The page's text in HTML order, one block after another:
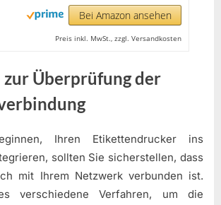
Bei Amazon ansehen
Preis inkl. MwSt., zzgl. Versandkosten
Überprüfung der
Ihren Etikettendrucker ins
sollten Sie sicherstellen, dass
mit Ihrem Netzwerk verbunden ist.
verschiedene Verfahren, um die